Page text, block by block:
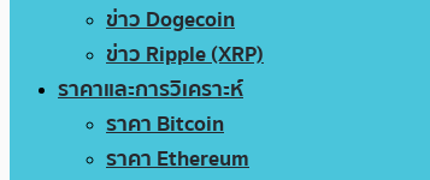
ข่าว Dogecoin
ข่าว Ripple (XRP)
ราคาและการวิเคราะห์
ราคา Bitcoin
ราคา Ethereum